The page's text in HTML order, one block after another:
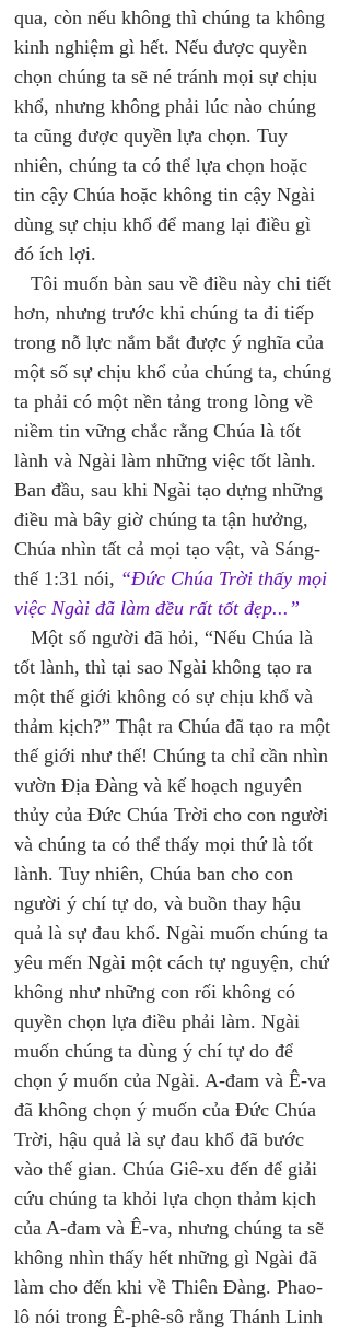
qua, còn nếu không thì chúng ta không
kinh nghiệm gì hết. Nếu được quyền
chọn chúng ta sẽ né tránh mọi sự chịu
khổ, nhưng không phải lúc nào chúng
ta cũng được quyền lựa chọn. Tuy
nhiên, chúng ta có thể lựa chọn hoặc
tin cậy Chúa hoặc không tin cậy Ngài
dùng sự chịu khổ để mang lại điều gì
đó ích lợi.
Tôi muốn bàn sau về điều này chi tiết
hơn, nhưng trước khi chúng ta đi tiếp
trong nỗ lực nắm bắt được ý nghĩa của
một số sự chịu khổ của chúng ta, chúng
ta phải có một nền tảng trong lòng về
niềm tin vững chắc rằng Chúa là tốt
lành và Ngài làm những việc tốt lành.
Ban đầu, sau khi Ngài tạo dựng những
điều mà bây giờ chúng ta tận hưởng,
Chúa nhìn tất cả mọi tạo vật, và Sáng-
thế 1:31 nói, “Đức Chúa Trời thấy mọi
việc Ngài đã làm đều rất tốt đẹp...”
Một số người đã hỏi, “Nếu Chúa là
tốt lành, thì tại sao Ngài không tạo ra
một thế giới không có sự chịu khổ và
thảm kịch?” Thật ra Chúa đã tạo ra một
thế giới như thế! Chúng ta chỉ cần nhìn
vườn Địa Đàng và kế hoạch nguyên
thủy của Đức Chúa Trời cho con người
và chúng ta có thể thấy mọi thứ là tốt
lành. Tuy nhiên, Chúa ban cho con
người ý chí tự do, và buồn thay hậu
quả là sự đau khổ. Ngài muốn chúng ta
yêu mến Ngài một cách tự nguyện, chứ
không như những con rối không có
quyền chọn lựa điều phải làm. Ngài
muốn chúng ta dùng ý chí tự do để
chọn ý muốn của Ngài. A-đam và Ê-va
đã không chọn ý muốn của Đức Chúa
Trời, hậu quả là sự đau khổ đã bước
vào thế gian. Chúa Giê-xu đến để giải
cứu chúng ta khỏi lựa chọn thảm kịch
của A-đam và Ê-va, nhưng chúng ta sẽ
không nhìn thấy hết những gì Ngài đã
làm cho đến khi về Thiên Đàng. Phao-
lô nói trong Ê-phê-sô rằng Thánh Linh